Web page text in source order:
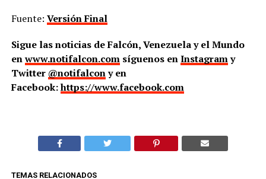
Fuente: Versión Final
Sigue las noticias de Falcón, Venezuela y el Mundo
enwww.notifalcon.comsíguenos enInstagramy
Twitter @notifalcony en
Facebook:https://www.facebook.com
TEMAS RELACIONADOS